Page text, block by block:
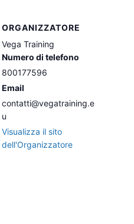
ORGANIZZATORE
Vega Training
Numero di telefono
800177596
Email
contatti@vegatraining.e
u
Visualizza il sito
dell'Organizzatore